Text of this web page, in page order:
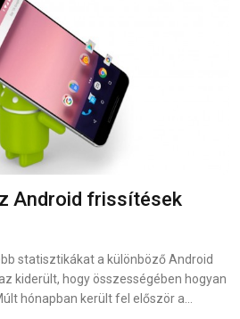
Android frissítések
statisztikákat a különböző Android
kiderült, hogy összességében hogyan
hónapban került fel először a…